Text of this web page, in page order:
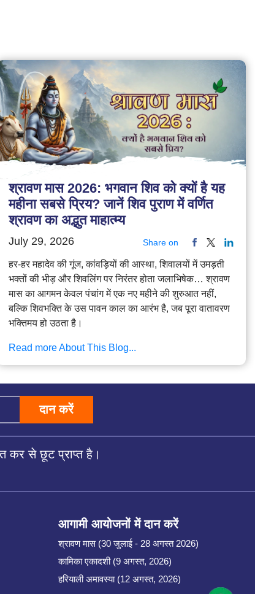
श्रावण मास 2026: भगवान शिव को क्यों है यह
महीना सबसे प्रिय? जानें शिव पुराण में वर्णित
श्रावण का अद्भुत माहात्म्य
July 29, 2026 Share on
हर-हर महादेव की गूंज, कांवड़ियों की आस्था, शिवालयों में उमड़ती
भक्तों की भीड़ और शिवलिंग पर निरंतर होता जलाभिषेक… श्रावण
मास का आगमन केवल पंचांग में एक नए महीने की शुरुआत नहीं,
बल्कि शिवभक्ति के उस पावन काल का आरंभ है, जब पूरा वातावरण
भक्तिमय हो उठता है।
Read more About This Blog...
दान करें
कर से छूट प्राप्त है।
आगामी आयोजनों में दान करें
श्रावण मास (30 जुलाई - 28 अगस्त 2026)
कामिका एकादशी (9 अगस्त, 2026)
हरियाली अमावस्या (12 अगस्त, 2026)